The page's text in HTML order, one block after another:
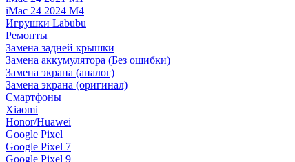
iMac 24 2024 M4
Игрушки Labubu
Ремонты
Замена задней крышки
Замена аккумулятора (Без ошибки)
Замена экрана (аналог)
Замена экрана (оригинал)
Смартфоны
Xiaomi
Honor/Huawei
Google Pixel
Google Pixel 7
Google Pixel 9